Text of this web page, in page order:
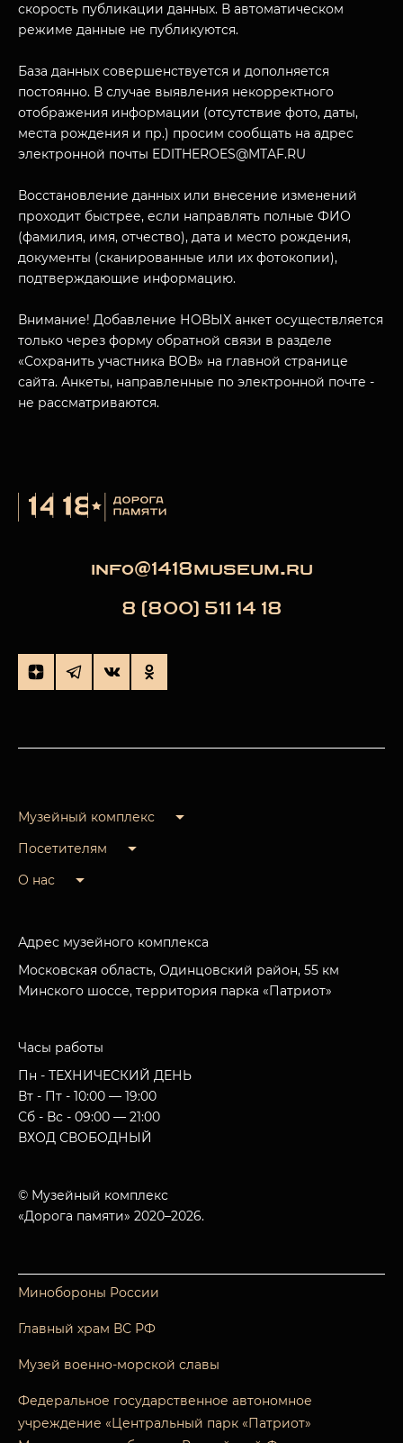
МУЗЕЙНЫЙ КОМПЛЕКС
ПОСЕТИТЕЛЯМ
О НАС
НАЗАД
скорость публикации данных. В автоматическом
режиме данные не публикуются.
База данных совершенствуется и дополняется
постоянно. В случае выявления некорректного
отображения информации (отсутствие фото, даты,
места рождения и пр.) просим сообщать на адрес
электронной почты EDITHEROES@MTAF.RU
Восстановление данных или внесение изменений
проходит быстрее, если направлять полные ФИО
(фамилия, имя, отчество), дата и место рождения,
документы (сканированные или их фотокопии),
подтверждающие информацию.
Внимание! Добавление НОВЫХ анкет осуществляется
только через форму обратной связи в разделе
«Сохранить участника ВОВ» на главной странице
сайта. Анкеты, направленные по электронной почте -
не рассматриваются.
info@1418museum.ru
8 (800) 511 14 18
Музейный комплекс
Посетителям
О нас
Адрес музейного комплекса
Московская область, Одинцовский район, 55 км
Минского шоссе, территория парка «Патриот»
Часы работы
Пн - ТЕХНИЧЕСКИЙ ДЕНЬ
Вт - Пт - 10:00 — 19:00
Сб - Вс - 09:00 — 21:00
ВХОД СВОБОДНЫЙ
© Музейный комплекс
«Дорога памяти» 2020–2026.
Минобороны России
Главный храм ВС РФ
Музей военно-морской славы
Федеральное государственное автономное
учреждение «Центральный парк «Патриот»